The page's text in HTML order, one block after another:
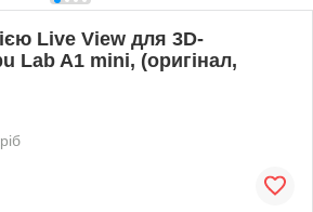
Live View для 3D-
Lab A1 mini, (оригінал,